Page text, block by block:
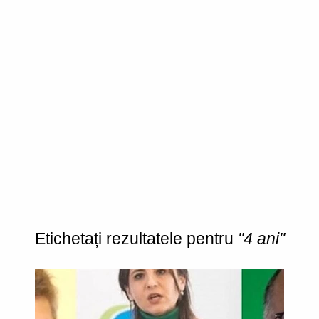
Etichetați rezultatele pentru "4 ani"